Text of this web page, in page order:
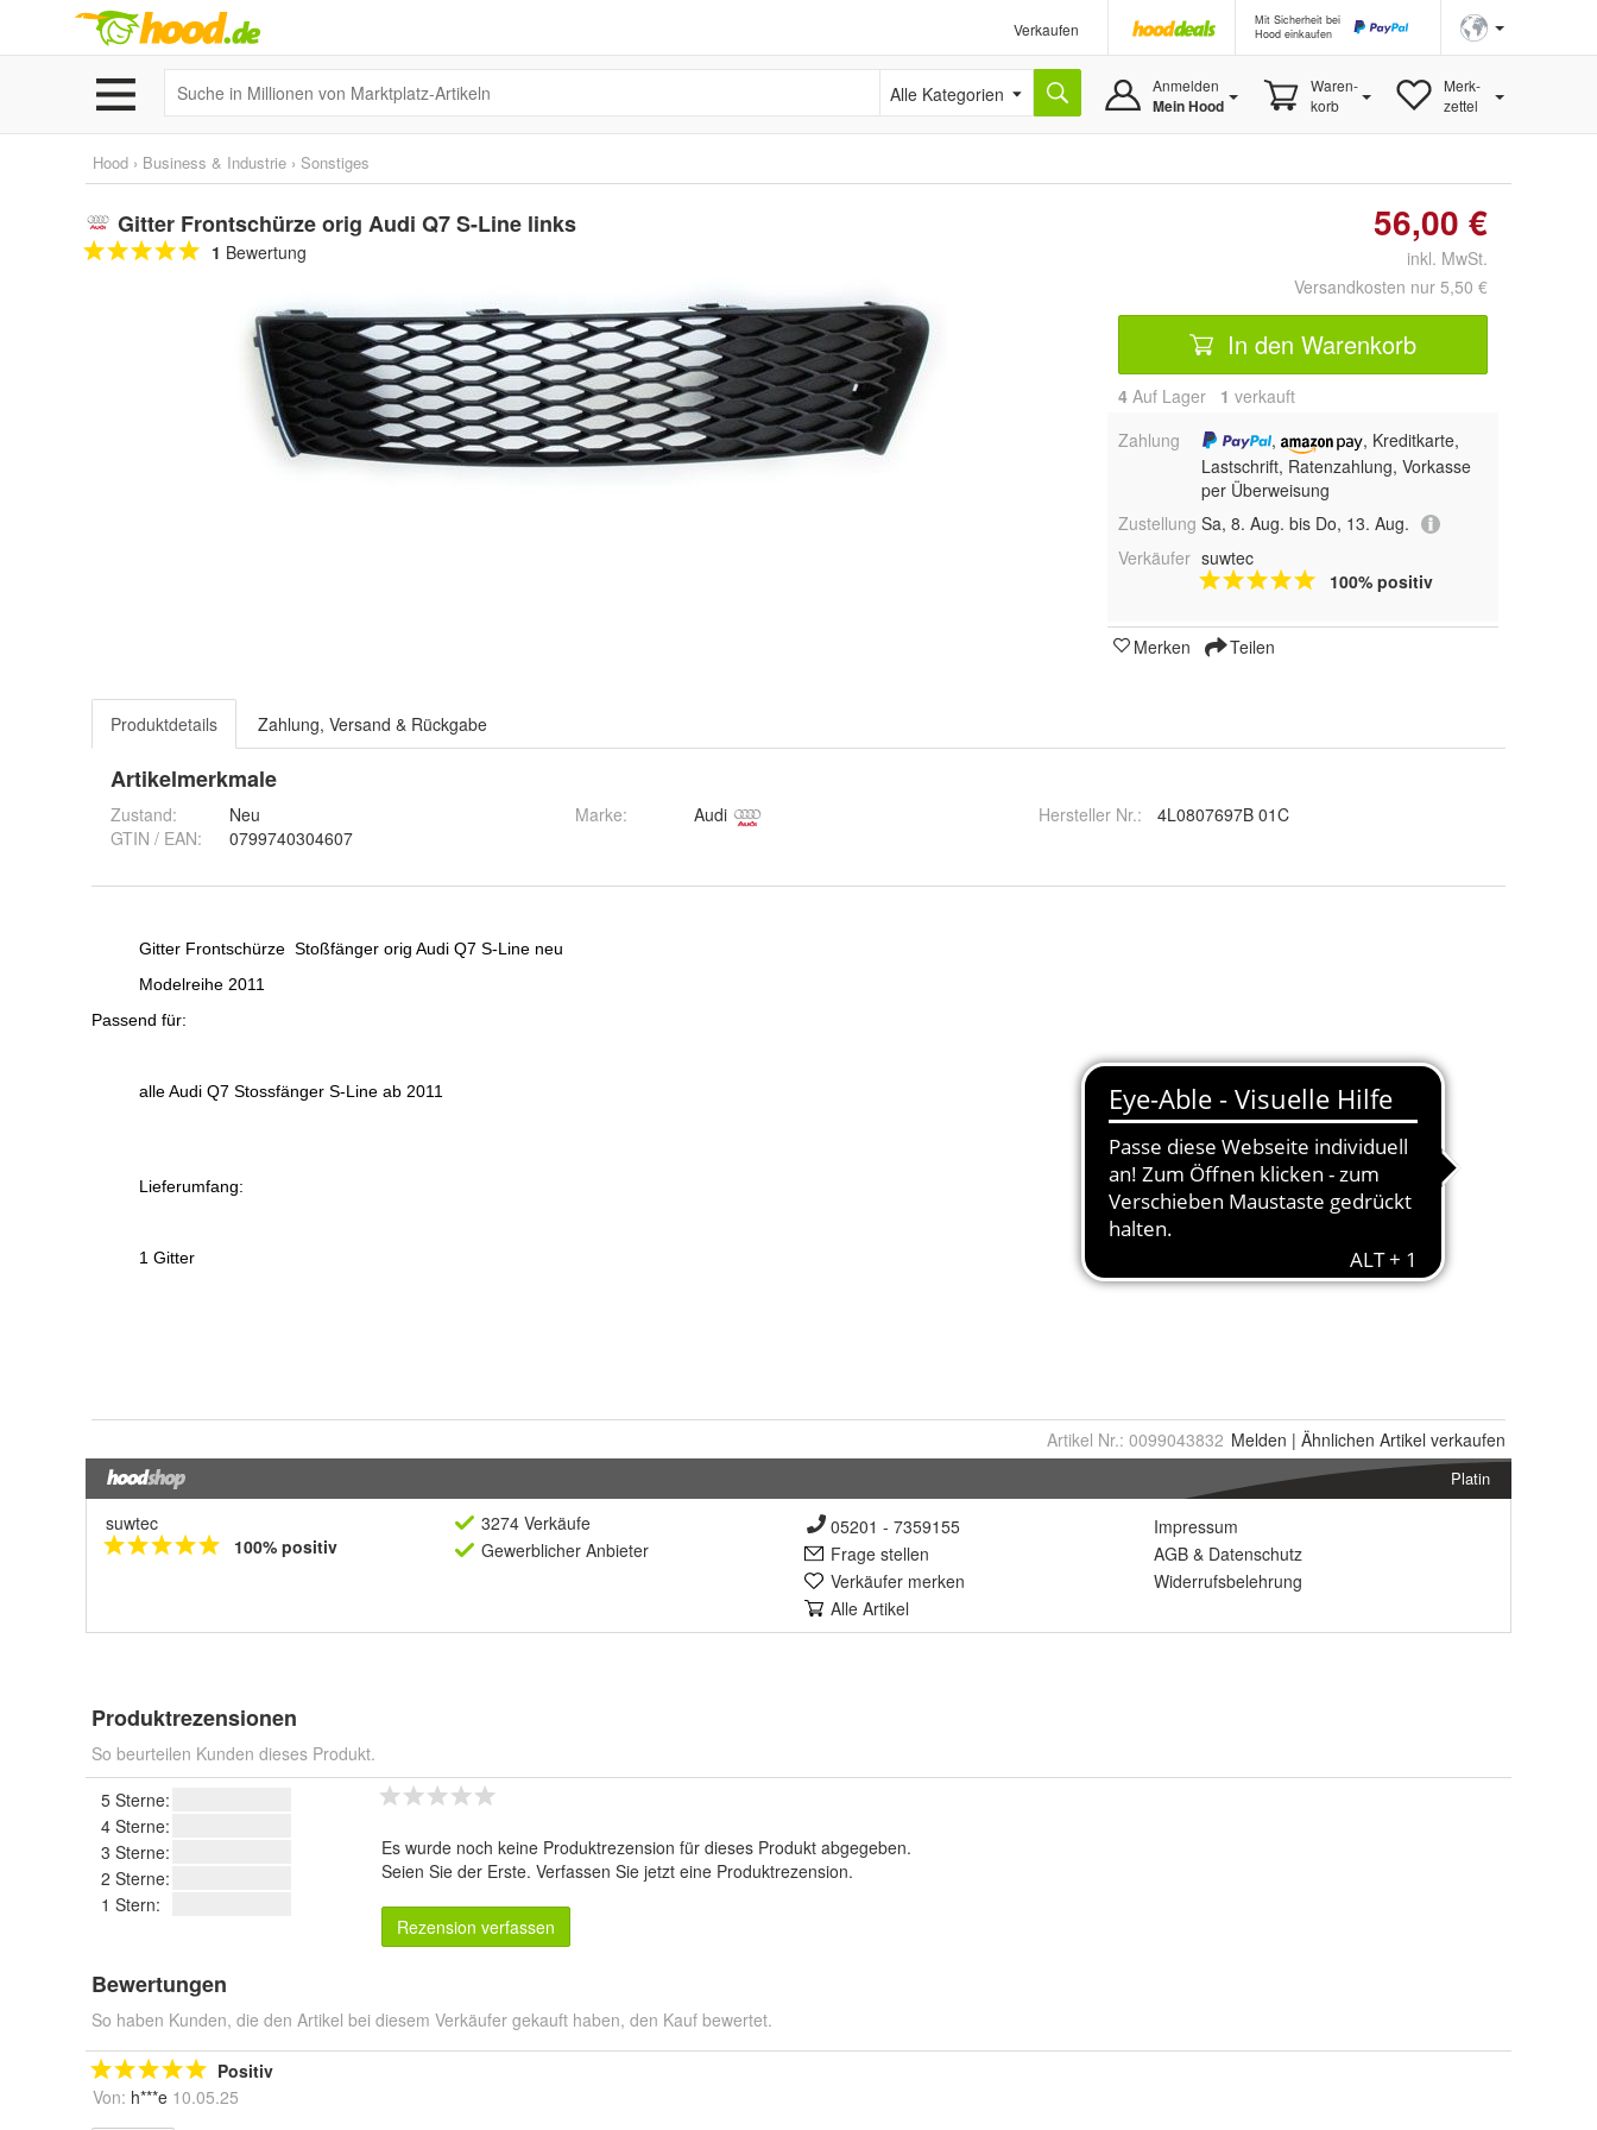
Verkaufen
Mit Sicherheit bei
Hood einkaufen
Alle Kategorien Anmelden
Mein Hood
Waren-
korb
Merk-
zettel
Hood › Business & Industrie › Sonstiges
Gitter Frontschürze orig Audi Q7 S-Line links
1 Bewertung
56,00 €
inkl. MwSt.
Versandkosten nur 5,50 €
In den Warenkorb
4 Auf Lager 1 verkauft
Zahlung
,
, Kreditkarte,
Lastschrift, Ratenzahlung, Vorkasse
per Überweisung
Zustellung Sa, 8. Aug. bis Do, 13. Aug.
Verkäufer suwtec
100% positiv
Merken Teilen
Produktdetails Zahlung, Versand & Rückgabe
Artikelmerkmale
Zustand:
Neu
GTIN / EAN:
0799740304607
Marke: Audi Hersteller Nr.: 4L0807697B 01C
Artikel Nr.: 0099043832 Melden | Ähnlichen Artikel verkaufen
Platin
suwtec
100% positiv
3274 Verkäufe
Gewerblicher Anbieter
05201 - 7359155
Frage stellen
Verkäufer merken
Alle Artikel
Impressum
AGB & Datenschutz
Widerrufsbelehrung
Produktrezensionen
So beurteilen Kunden dieses Produkt.
5 Sterne:
4 Sterne:
3 Sterne:
2 Sterne:
1 Stern:
Es wurde noch keine Produktrezension für dieses Produkt abgegeben.
Seien Sie der Erste. Verfassen Sie jetzt eine Produktrezension.
Rezension verfassen
Bewertungen
So haben Kunden, die den Artikel bei diesem Verkäufer gekauft haben, den Kauf bewertet.
Positiv
Von: h***e 10.05.25